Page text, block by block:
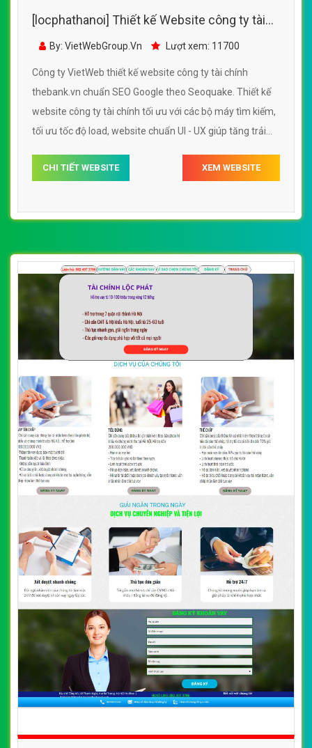
[locphathanoi] Thiết kế Website công ty tài
chính - thebank.vn - VietWebGroup.Vn
By: VietWebGroup.Vn Lượt xem: 11700
Công ty VietWeb thiết kế website công ty tài chính
thebank.vn chuẩn SEO Google theo Seoquake. Thiết kế
website công ty tài chính tối ưu với các bộ máy tìm kiếm,
tối ưu tốc độ load, website chuẩn UI - UX giúp tăng trải
thebank.vn
CHI TIẾT WEBSITE XEM WEBSITE